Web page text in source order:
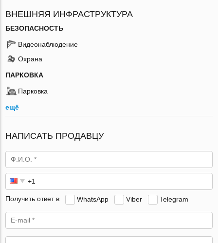
ВНЕШНЯЯ ИНФРАСТРУКТУРА
БЕЗОПАСНОСТЬ
Видеонаблюдение
Охрана
ПАРКОВКА
Парковка
ещё
НАПИСАТЬ ПРОДАВЦУ
Получить ответ в WhatsApp Viber Telegram